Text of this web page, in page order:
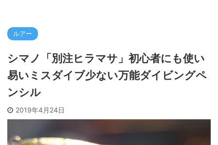
ルアー
シマノ「別注ヒラマサ」初心者にも使い
易いミスダイブ少ない万能ダイビングペ
ンシル
2019年4月24日